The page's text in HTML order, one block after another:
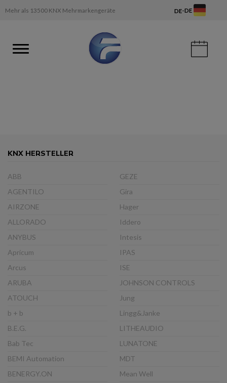
Mehr als 13500 KNX Mehrmarkengeräte DE-DE
KNX HERSTELLER
ABB
AGENTILO
AIRZONE
ALLORADO
ANYBUS
Apricum
Arcus
ARUBA
ATOUCH
b + b
B.E.G.
Bab Tec
BEMI Automation
BENERGY.ON
GEZE
Gira
Hager
Iddero
Intesis
IPAS
ISE
JOHNSON CONTROLS
Jung
Lingg&Janke
LITHEAUDIO
LUNATONE
MDT
Mean Well